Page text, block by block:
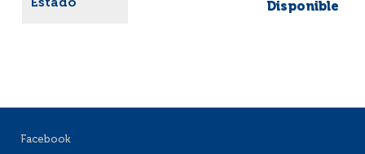
Disponible
Facebook